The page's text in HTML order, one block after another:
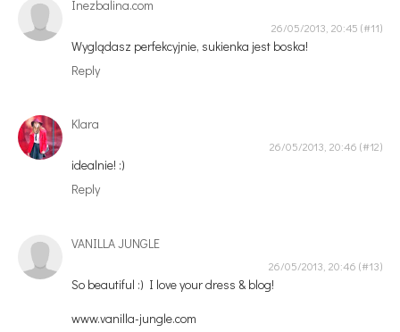
Inezbalina.com
26/05/2013, 20:45
Wyglądasz perfekcyjnie, sukienka jest boska!
Reply
Klara
26/05/2013, 20:46
idealnie! :)
Reply
VANILLA JUNGLE
26/05/2013, 20:46
So beautiful :) I love your dress & blog!
www.vanilla-jungle.com